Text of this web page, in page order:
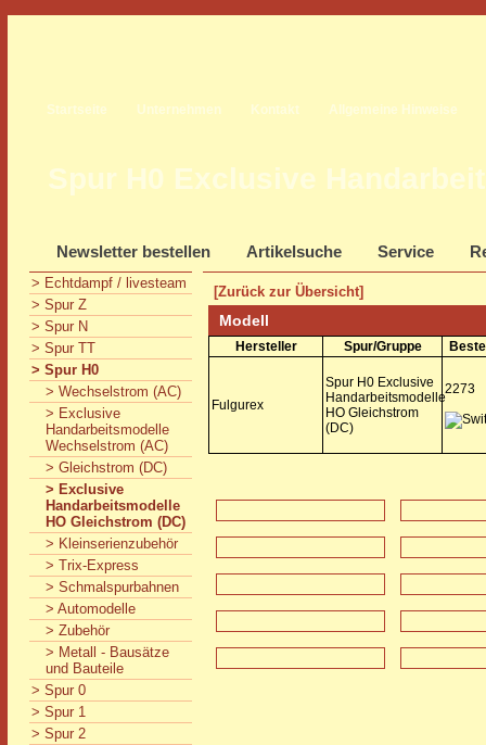
Startseite Unternehmen Kontakt Allgemeine Hinweise
Spur H0 Exclusive
Newsletter bestellen Artikelsuche Service
> Echtdampf / livesteam
> Spur Z
> Spur N
> Spur TT
> Spur H0
> Wechselstrom (AC)
> Exclusive
Handarbeitsmodelle
Wechselstrom (AC)
> Gleichstrom (DC)
> Exclusive
Handarbeitsmodelle
HO Gleichstrom (DC)
> Kleinserienzubehör
> Trix-Express
> Schmalspurbahnen
> Automodelle
> Zubehör
> Metall - Bausätze
und Bauteile
> Spur 0
> Spur 1
> Spur 2
[Zurück zur Übersicht]
Modell
Hersteller Spur/Gruppe
Fulgurex
Spur H0 Exclusive
Handarbeitsmodelle
HO Gleichstrom
(DC)
2273